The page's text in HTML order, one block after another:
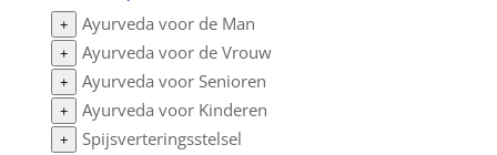
+ Ayurveda voor de Man
+ Ayurveda voor de Vrouw
+ Ayurveda voor Senioren
+ Ayurveda voor Kinderen
+ Spijsverteringsstelsel